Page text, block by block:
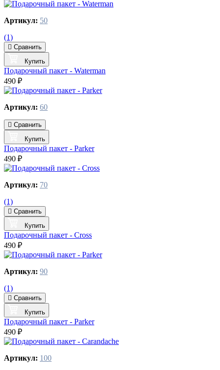
Артикул: 50
(1)
Сравнить
Купить
Подарочный пакет - Waterman
490 ₽
Артикул: 60
Сравнить
Купить
Подарочный пакет - Parker
490 ₽
Артикул: 70
(1)
Сравнить
Купить
Подарочный пакет - Cross
490 ₽
Артикул: 90
(1)
Сравнить
Купить
Подарочный пакет - Parker
490 ₽
Артикул: 100